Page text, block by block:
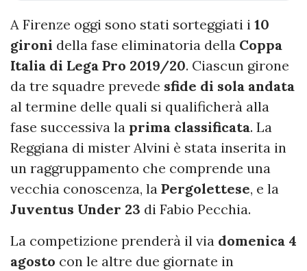
A Firenze oggi sono stati sorteggiati i 10
gironi della fase eliminatoria della Coppa
Italia di Lega Pro 2019/20. Ciascun girone
da tre squadre prevede sfide di sola andata
al termine delle quali si qualificherà alla
fase successiva la prima classificata. La
Reggiana di mister Alvini è stata inserita in
un raggruppamento che comprende una
vecchia conoscenza, la Pergolettese, e la
Juventus Under 23 di Fabio Pecchia.
La competizione prenderà il via domenica 4
agosto con le altre due giornate in